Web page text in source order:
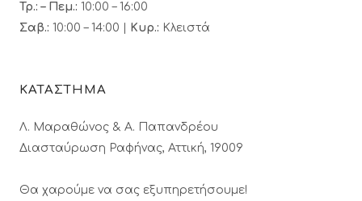
Τρ.: – Πεμ.: 10:00 – 16:00
Σαβ.: 10:00 – 14:00 | Κυρ.: Κλειστά
ΚΑΤΑΣΤΗΜΑ
Λ. Μαραθώνος & A. Παπανδρέου
Διασταύρωση Ραφήνας, Αττική, 19009
Θα χαρούμε να σας εξυπηρετήσουμε!